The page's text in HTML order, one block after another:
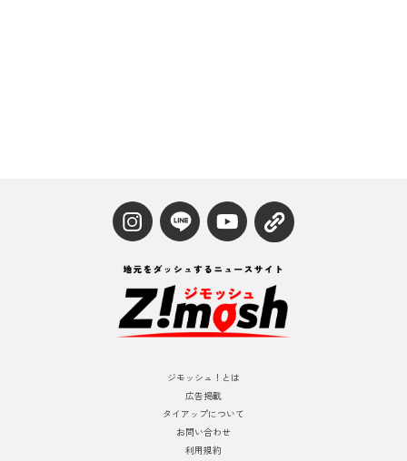
ジモッシュ！とは
広告掲載
タイアップについて
お問い合わせ
利用規約